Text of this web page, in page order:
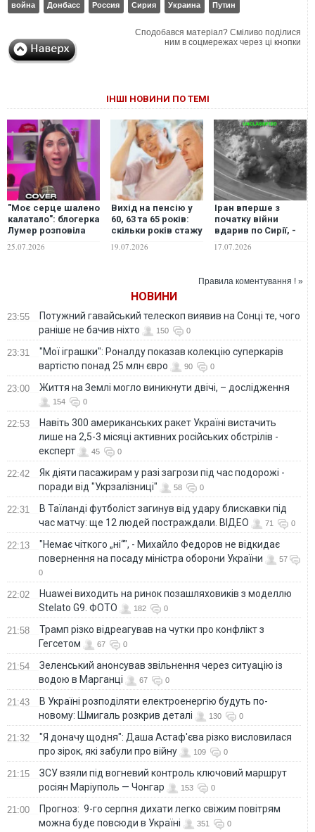
война Донбасс Россия Сирия Украина Путин
Сподобався матеріал? Сміливо поділися
ним в соцмережах через ці кнопки
ІНШІ НОВИНИ ПО ТЕМІ
"Моє серце шалено
калатало": блогерка
Лумер розповіла
повітряну тривогу
25.07.2026
Вихід на пенсію у
60, 63 та 65 років:
скільки років стажу
українцям у 2026–
19.07.2026
Іран вперше з
початку війни
вдарив по Сирії, -
17.07.2026
Правила коментування ! »
НОВИНИ
23:55
Потужний гавайський телескоп виявив на Сонці те, чого
раніше не бачив ніхто
150 0
23:31
"Мої іграшки": Роналду показав колекцію суперкарів
вартістю понад 25 млн євро
90 0
23:00 Життя на Землі могло виникнути двічі, – дослідження
154 0
22:53
Навіть 300 американських ракет Україні вистачить
лише на 2,5-3 місяці активних російських обстрілів -
експерт
45 0
22:42
Як діяти пасажирам у разі загрози під час подорожі -
поради від "Укрзалізниці"
58 0
22:31
В Таїланді футболіст загинув від удару блискавки під
час матчу: ще 12 людей постраждали. ВІДЕО
71 0
22:13
"Немає чіткого „ні“", - Михайло Федоров не відкидає
повернення на посаду міністра оборони України
57
0
22:02
Huawei виходить на ринок позашляховиків з моделлю
Stelato G9. ФОТО
182 0
21:58
Трамп різко відреагував на чутки про конфлікт з
Гегсетом
67 0
21:54
Зеленський анонсував звільнення через ситуацію із
водою в Марганці
67 0
21:43
В Україні розподіляти електроенергію будуть по-
новому: Шмигаль розкрив деталі
130 0
21:32
"Я доначу щодня": Даша Астаф'єва різко висловилася
про зірок, які забули про війну
109 0
21:15
ЗСУ взяли під вогневий контроль ключовий маршрут
росіян Маріуполь — Чонгар
153 0
21:00
Прогноз: 9-го серпня дихати легко свіжим повітрям
можна буде повсюди в Україні
351 0